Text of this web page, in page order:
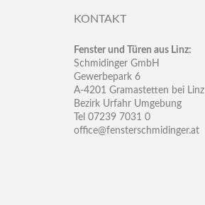
KONTAKT
Fenster und Türen aus Linz:
Schmidinger GmbH
Gewerbepark 6
A-4201 Gramastetten bei Linz
Bezirk Urfahr Umgebung
Tel 07239 7031 0
office@fensterschmidinger.at